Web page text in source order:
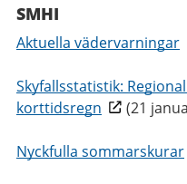
SMHI
Aktuella vädervarningar
Skyfallsstatistik:
korttidsregn
(21
Nyckfulla sommarskurar